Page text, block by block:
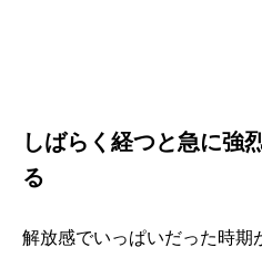
しばらく経つと急に強
る
解放感でいっぱいだった時期